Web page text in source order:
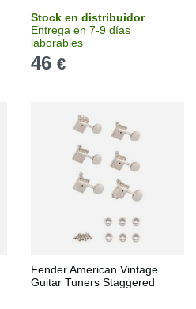
Stock en distribuidor
Entrega en 7-9 días
laborables
46 €
Fender American Vintage
Guitar Tuners Staggered